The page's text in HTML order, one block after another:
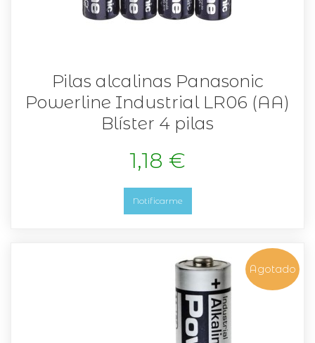
Pilas alcalinas Panasonic
Powerline Industrial LR06 (AA)
Blíster 4 pilas
1,18 €
Notificarme
Agotado